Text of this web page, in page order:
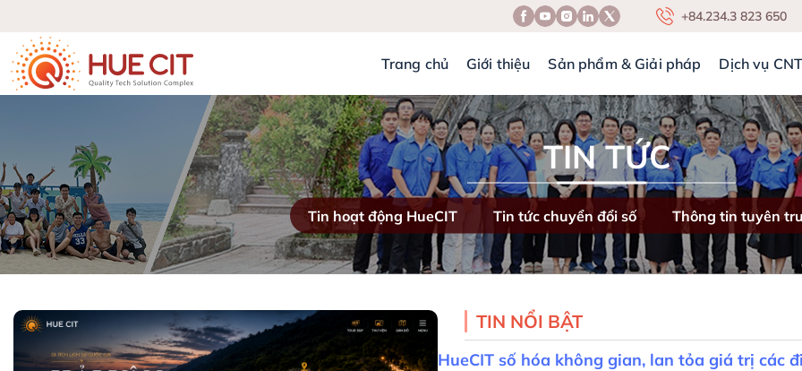
+84.234.3 823 650
Trang chủ Giới thiệu Sản phẩm & Giải pháp Dịch vụ
TIN TỨC
Tin hoạt động HueCIT Tin tức chuyển đổi số Thông tin tuyên
TIN NỔI BẬT
HueCIT số hóa không gian, lan tỏa giá trị các